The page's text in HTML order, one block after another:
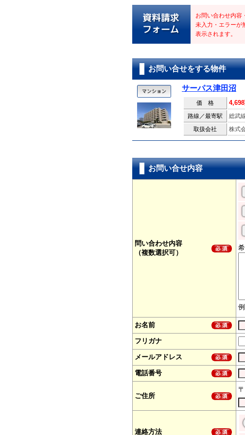
お問い合わせ内容
未入力・エラーが
表示されます。
お問い合せをする物件
サーパス津田沼
価 格
路線／最寄駅
総武
取扱会社
株式
お問い合せ内容
問い合わせ内容
（複数選択可）
お名前
フリガナ
メールアドレス
電話番号
ご住所
〒
連絡方法